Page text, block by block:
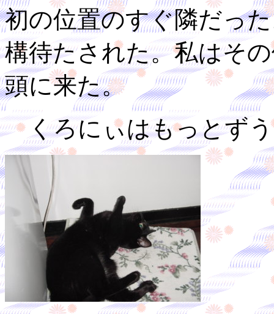
初の位置のすぐ隣だっ
構待たされた。私はそ
頭に来た。
くろにぃはもっとずう